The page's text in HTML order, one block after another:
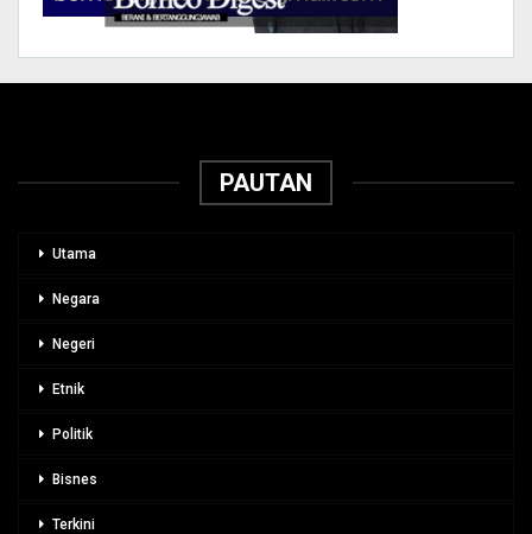
PAUTAN
Utama
Negara
Negeri
Etnik
Politik
Bisnes
Terkini